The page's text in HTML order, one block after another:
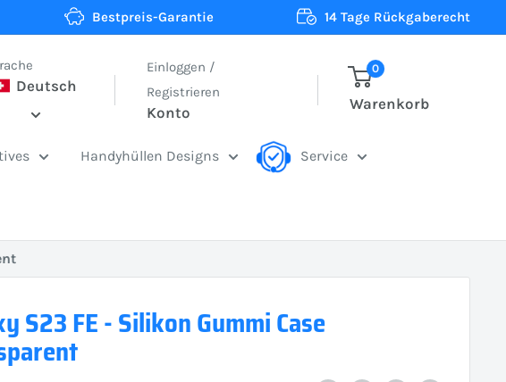
Bestpreis-Garantie 14 Tage Rückgaberecht
Deutsch
Einloggen /
Registrieren
Konto
0
Warenkorb
Handyhüllen Designs Service
S23 FE - Silikon Gummi Case